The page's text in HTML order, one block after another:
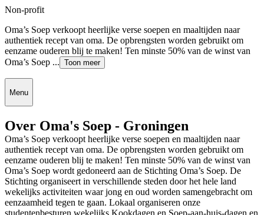
Non-profit
Oma’s Soep verkoopt heerlijke verse soepen en maaltijden naar
authentiek recept van oma. De opbrengsten worden gebruikt om
eenzame ouderen blij te maken! Ten minste 50% van de winst van
Oma’s Soep ... Toon meer
Menu
Over Oma's Soep - Groningen
Oma’s Soep verkoopt heerlijke verse soepen en maaltijden naar
authentiek recept van oma. De opbrengsten worden gebruikt om
eenzame ouderen blij te maken! Ten minste 50% van de winst van
Oma’s Soep wordt gedoneerd aan de Stichting Oma’s Soep. De
Stichting organiseert in verschillende steden door het hele land
wekelijks activiteiten waar jong en oud worden samengebracht om
eenzaamheid tegen te gaan. Lokaal organiseren onze
studentenbesturen wekelijks Kookdagen en Soep-aan-huis-dagen en